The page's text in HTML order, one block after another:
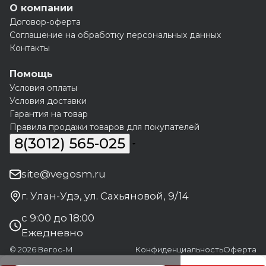
О компании
Договор-оферта
Соглашение на обработку персональных данных
Контакты
Помощь
Условия оплаты
Условия доставки
Гарантия на товар
Правила продажи товаров для покупателей
8(3012) 565-025
site@vegosm.ru
г. Улан-Удэ, ул. Сахьяновой, 9/14
с 9:00 до 18:00
Ежедневно
© 2026 Вегос-М КонфиденциальностьОферта